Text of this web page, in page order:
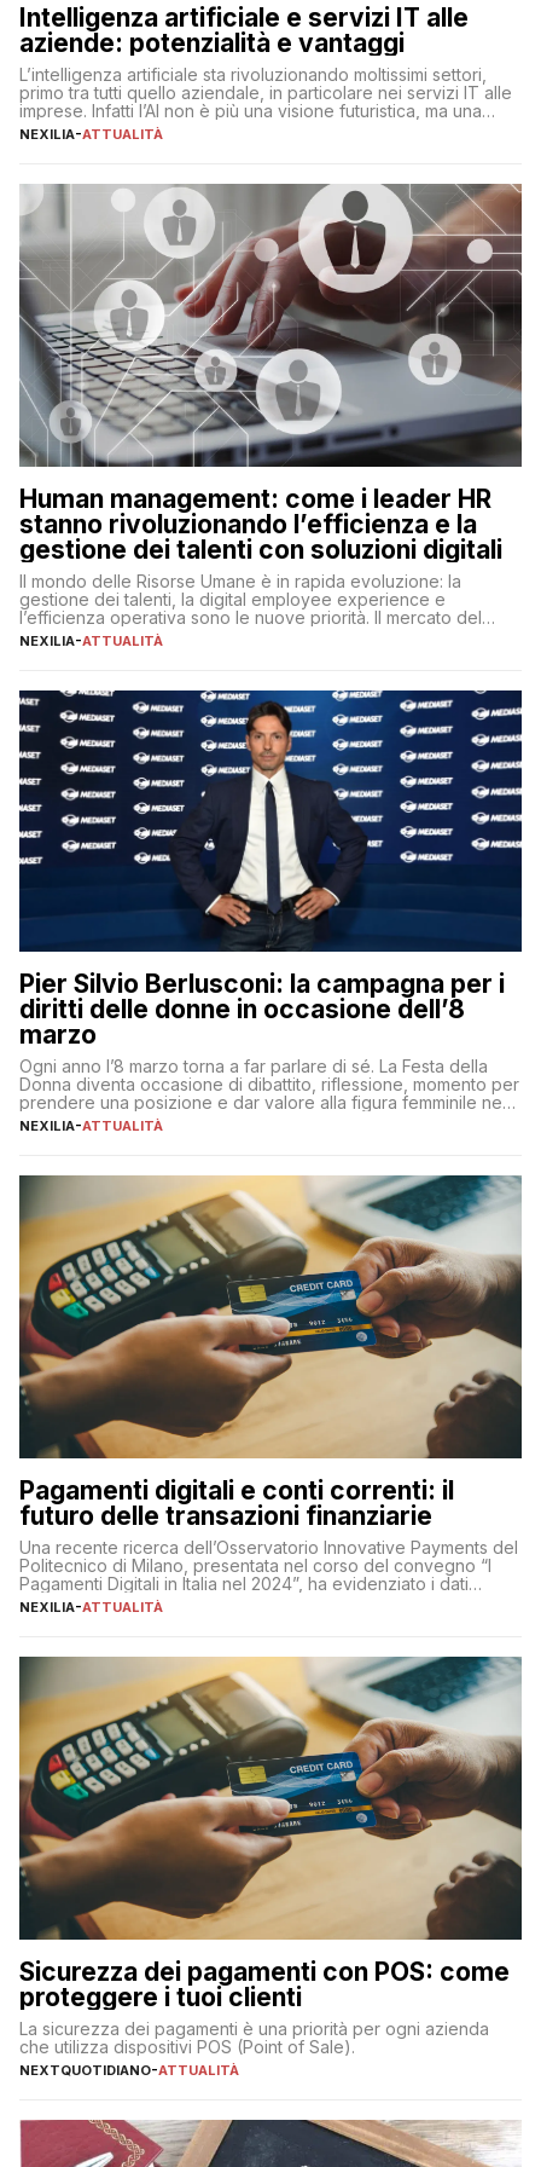
Intelligenza artificiale e servizi IT alle
aziende: potenzialità e vantaggi
L’intelligenza artificiale sta rivoluzionando moltissimi settori,
primo tra tutti quello aziendale, in particolare nei servizi IT alle
imprese. Infatti l’AI non è più una visione futuristica, ma una
realtà operativa che sta portando a un cambio significativo in
operazioni, bensì comporta […]
NEXILIA-ATTUALITÀ
Human management: come i leader HR
stanno rivoluzionando l’efficienza e la
gestione dei talenti con soluzioni digitali
Il mondo delle Risorse Umane è in rapida evoluzione: la
gestione dei talenti, la digital employee experience e
l’efficienza operativa sono le nuove priorità. Il mercato del
lavoro, d’altra parte, è sempre più competitivo con una lotta
NEXILIA-ATTUALITÀ
Pier Silvio Berlusconi: la campagna per i
diritti delle donne in occasione dell’8
marzo
Ogni anno l’8 marzo torna a far parlare di sé. La Festa della
Donna diventa occasione di dibattito, riflessione, momento per
prendere una posizione e dar valore alla figura femminile nella
sua complessità e crucialità. A lanciare un messaggio “forte e
NEXILIA-ATTUALITÀ
Pagamenti digitali e conti correnti: il
futuro delle transazioni finanziarie
Una recente ricerca dell’Osservatorio Innovative Payments del
Politecnico di Milano, presentata nel corso del convegno “I
Pagamenti Digitali in Italia nel 2024”, ha evidenziato i dati
definitivi del primo semestre 2024 relativamente alle
NEXILIA-ATTUALITÀ
Sicurezza dei pagamenti con POS: come
proteggere i tuoi clienti
La sicurezza dei pagamenti è una priorità per ogni azienda
che utilizza dispositivi POS (Point of Sale).
NEXTQUOTIDIANO-ATTUALITÀ